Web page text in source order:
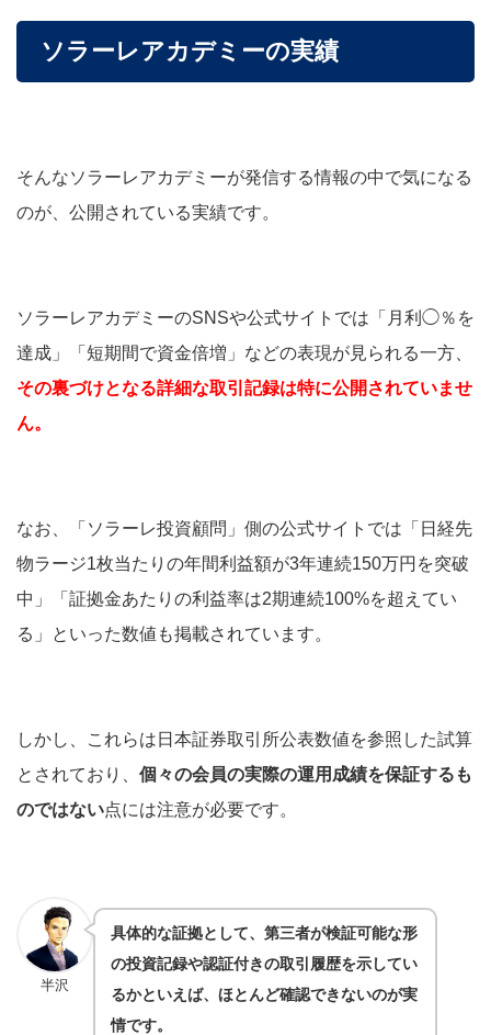
ソラーレアカデミーの実績
そんなソラーレアカデミーが発信する情報の中で気になる
のが、公開されている実績です。
ソラーレアカデミーのSNSや公式サイトでは「月利◯％を
達成」「短期間で資金倍増」などの表現が見られる一方、
その裏づけとなる詳細な取引記録は特に公開されていませ
ん。
なお、「ソラーレ投資顧問」側の公式サイトでは「日経先
物ラージ1枚当たりの年間利益額が3年連続150万円を突破
中」「証拠金あたりの利益率は2期連続100%を超えてい
る」といった数値も掲載されています。
しかし、これらは日本証券取引所公表数値を参照した試算
とされており、 個々の会員の実際の運用成績を保証するも
のではない点には注意が必要です。
半沢
具体的な証拠として、第三者が検証可能な形
の投資記録や認証付きの取引履歴を示してい
るかといえば、ほとんど確認できないのが実
情です。